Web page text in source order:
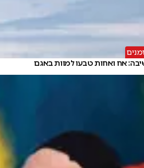
אח ואחות טבעו למוות באגם